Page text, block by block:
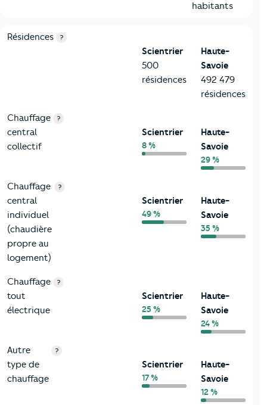
habitants
8-Chauffage
Critères Scientrier
Résidences ?
Scientrier
500
résidences
Haute-
Savoie
492 479
résidences
Chauffage
central
collectif
?
Scientrier
8 %
Haute-
Savoie
29 %
Chauffage
central
individuel
(chaudière
propre au
logement)
?
Scientrier
49 %
Haute-
Savoie
35 %
Chauffage
tout
électrique
?
Scientrier
25 %
Haute-
Savoie
24 %
Autre
type de
chauffage
?
Scientrier
17 %
Haute-
Savoie
12 %